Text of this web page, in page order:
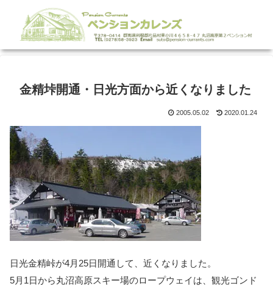
金精垰開通・日光方面から近くなりました
2005.05.02 2020.01.24
日光金精峠が4月25日開通して、近くなりました。
5月1日から丸沼高原スキー場のロープウェイは、観光ゴンド